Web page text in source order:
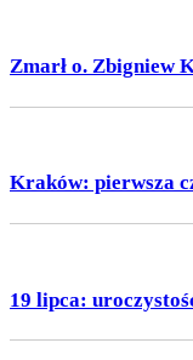
Zmarł o. Zbigniew
Kraków: pierwsza
19 lipca: